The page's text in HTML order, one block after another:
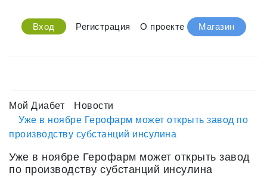
Вход Регистрация О проекте Магазин
Мой Диабет
Новости
Уже в ноябре Герофарм может открыть завод по
производству субстанций инсулина
Уже в ноябре Герофарм может открыть завод
по производству субстанций инсулина